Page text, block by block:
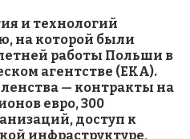
и технологий
на которой были
работы Польши в
агентстве (ЕКА).
— контракты на
евро, 300
доступ к
инфраструктуре,